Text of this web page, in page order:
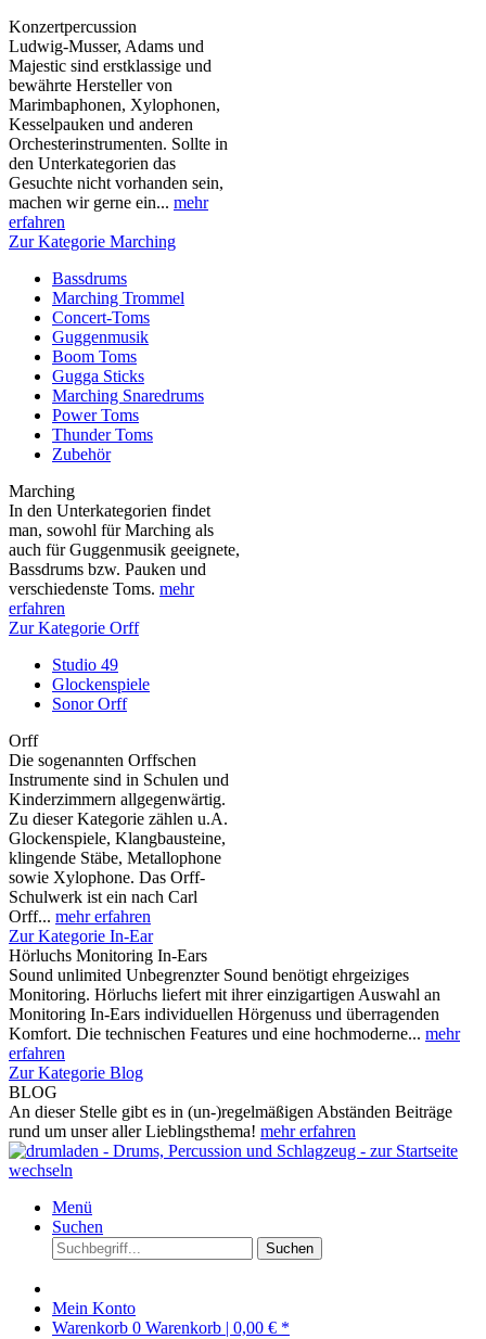
Konzertpercussion
Ludwig-Musser, Adams und
Majestic sind erstklassige und
bewährte Hersteller von
Marimbaphonen, Xylophonen,
Kesselpauken und anderen
Orchesterinstrumenten. Sollte in
den Unterkategorien das
Gesuchte nicht vorhanden sein,
machen wir gerne ein... mehr
erfahren
Zur Kategorie Marching
Bassdrums
Marching Trommel
Concert-Toms
Guggenmusik
Boom Toms
Gugga Sticks
Marching Snaredrums
Power Toms
Thunder Toms
Zubehör
Marching
In den Unterkategorien findet
man, sowohl für Marching als
auch für Guggenmusik geeignete,
Bassdrums bzw. Pauken und
verschiedenste Toms. mehr
erfahren
Zur Kategorie Orff
Studio 49
Glockenspiele
Sonor Orff
Orff
Die sogenannten Orffschen
Instrumente sind in Schulen und
Kinderzimmern allgegenwärtig.
Zu dieser Kategorie zählen u.A.
Glockenspiele, Klangbausteine,
klingende Stäbe, Metallophone
sowie Xylophone. Das Orff-
Schulwerk ist ein nach Carl
Orff... mehr erfahren
Zur Kategorie In-Ear
Hörluchs Monitoring In-Ears
Sound unlimited Unbegrenzter Sound benötigt ehrgeiziges
Monitoring. Hörluchs liefert mit ihrer einzigartigen Auswahl an
Monitoring In-Ears individuellen Hörgenuss und überragenden
Komfort. Die technischen Features und eine hochmoderne... mehr
erfahren
Zur Kategorie Blog
BLOG
An dieser Stelle gibt es in (un-)regelmäßigen Abständen Beiträge
rund um unser aller Lieblingsthema! mehr erfahren
Menü
Suchen
Suchen
Mein Konto
Warenkorb 0 Warenkorb | 0,00 € *